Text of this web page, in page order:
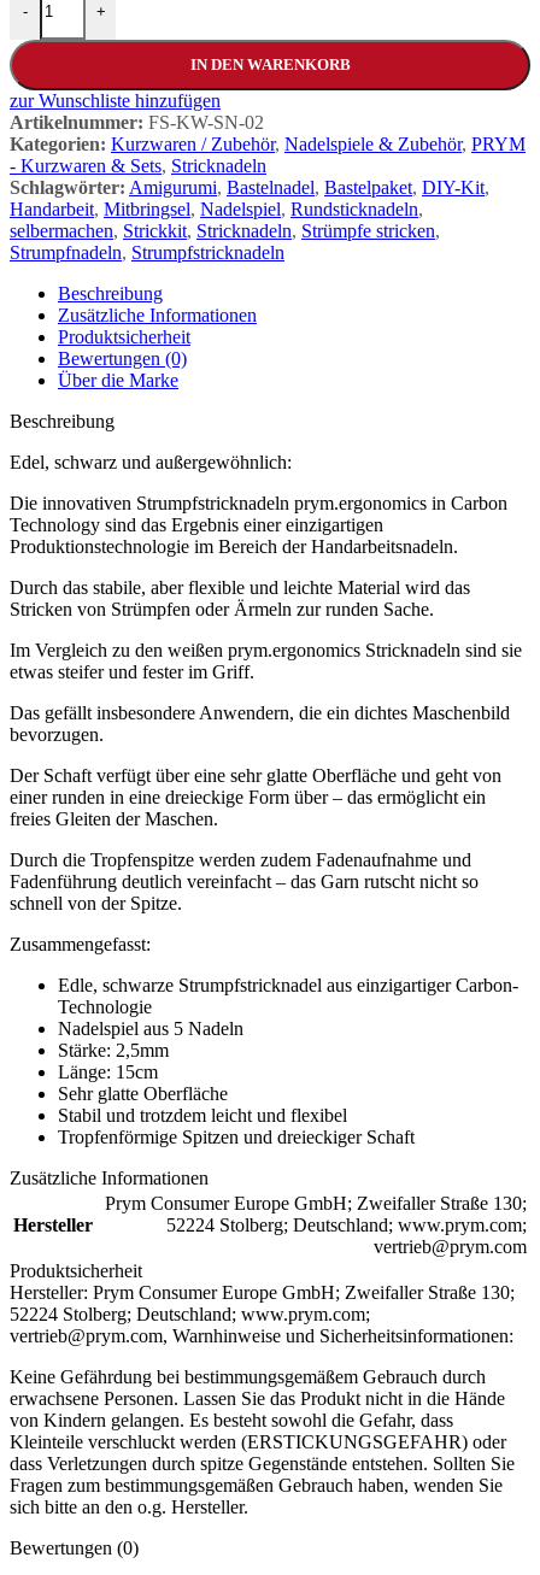
- +
IN DEN WARENKORB
zur Wunschliste hinzufügen
Artikelnummer: FS-KW-SN-02
Kategorien: Kurzwaren / Zubehör, Nadelspiele & Zubehör, PRYM
- Kurzwaren & Sets, Stricknadeln
Schlagwörter: Amigurumi, Bastelnadel, Bastelpaket, DIY-Kit,
Handarbeit, Mitbringsel, Nadelspiel, Rundsticknadeln,
selbermachen, Strickkit, Stricknadeln, Strümpfe stricken,
Strumpfnadeln, Strumpfstricknadeln
Beschreibung
Zusätzliche Informationen
Produktsicherheit
Bewertungen (0)
Über die Marke
Beschreibung
Edel, schwarz und außergewöhnlich:
Die innovativen Strumpfstricknadeln prym.ergonomics in Carbon
Technology sind das Ergebnis einer einzigartigen
Produktionstechnologie im Bereich der Handarbeitsnadeln.
Durch das stabile, aber flexible und leichte Material wird das
Stricken von Strümpfen oder Ärmeln zur runden Sache.
Im Vergleich zu den weißen prym.ergonomics Stricknadeln sind sie
etwas steifer und fester im Griff.
Das gefällt insbesondere Anwendern, die ein dichtes Maschenbild
bevorzugen.
Der Schaft verfügt über eine sehr glatte Oberfläche und geht von
einer runden in eine dreieckige Form über – das ermöglicht ein
freies Gleiten der Maschen.
Durch die Tropfenspitze werden zudem Fadenaufnahme und
Fadenführung deutlich vereinfacht – das Garn rutscht nicht so
schnell von der Spitze.
Zusammengefasst:
Edle, schwarze Strumpfstricknadel aus einzigartiger Carbon-
Technologie
Nadelspiel aus 5 Nadeln
Stärke: 2,5mm
Länge: 15cm
Sehr glatte Oberfläche
Stabil und trotzdem leicht und flexibel
Tropfenförmige Spitzen und dreieckiger Schaft
Zusätzliche Informationen
Hersteller
Prym Consumer Europe GmbH; Zweifaller Straße 130;
52224 Stolberg; Deutschland; www.prym.com;
vertrieb@prym.com
Produktsicherheit
Hersteller: Prym Consumer Europe GmbH; Zweifaller Straße 130;
52224 Stolberg; Deutschland; www.prym.com;
vertrieb@prym.com, Warnhinweise und Sicherheitsinformationen:
Keine Gefährdung bei bestimmungsgemäßem Gebrauch durch
erwachsene Personen. Lassen Sie das Produkt nicht in die Hände
von Kindern gelangen. Es besteht sowohl die Gefahr, dass
Kleinteile verschluckt werden (ERSTICKUNGSGEFAHR) oder
dass Verletzungen durch spitze Gegenstände entstehen. Sollten Sie
Fragen zum bestimmungsgemäßen Gebrauch haben, wenden Sie
sich bitte an den o.g. Hersteller.
Bewertungen (0)